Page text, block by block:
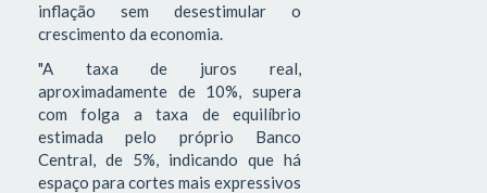
inflação sem desestimular o
crescimento da economia.
"A taxa de juros real,
aproximadamente de 10%, supera
com folga a taxa de equilíbrio
estimada pelo próprio Banco
Central, de 5%, indicando que há
espaço para cortes mais expressivos